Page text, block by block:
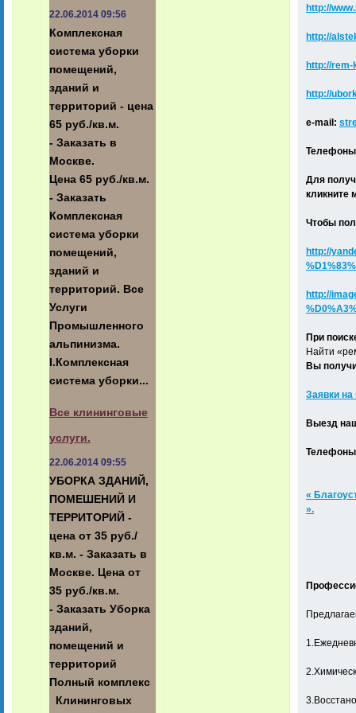
http://
http://
http://
http://
e-mail:
Телефоны
Для
кликните
Чтобы
http://
http://
При
Найти
Вы
Заявки
Выезд
Телефоны
«
».
22.06.2014 09:56
Комплексная
система уборки
помещений,
зданий и
территорий - цена
65 руб./кв.м.
- Заказать в
Москве.
Цена 65 руб./кв.м.
- Заказать
Комплексная
система уборки
помещений,
зданий и
территорий. Все
Услуги
Промышленнoго
альпинизма.
I.Комплексная
система уборки...
Все клининговые
услуги.
22.06.2014 09:55
УБОРКА ЗДАНИЙ,
ПОМЕШЕНИЙ И
ТЕРРИТОРИЙ -
цена от 35 руб./
кв.м. - Заказать в
Москве. Цена от
35 руб./кв.м.
- Заказать Уборка
зданий,
помещений и
территорий
Полный комплекс
Клининговых